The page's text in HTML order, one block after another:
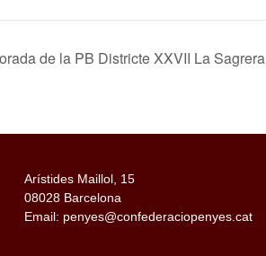
de la PB Districte XXVII La Sagrera
Arístides Maillol, 15
08028 Barcelona
Email: penyes@confederaciopenyes.cat